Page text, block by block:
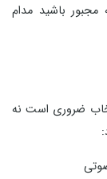
مجبور باشید مدام
ضروری است نه